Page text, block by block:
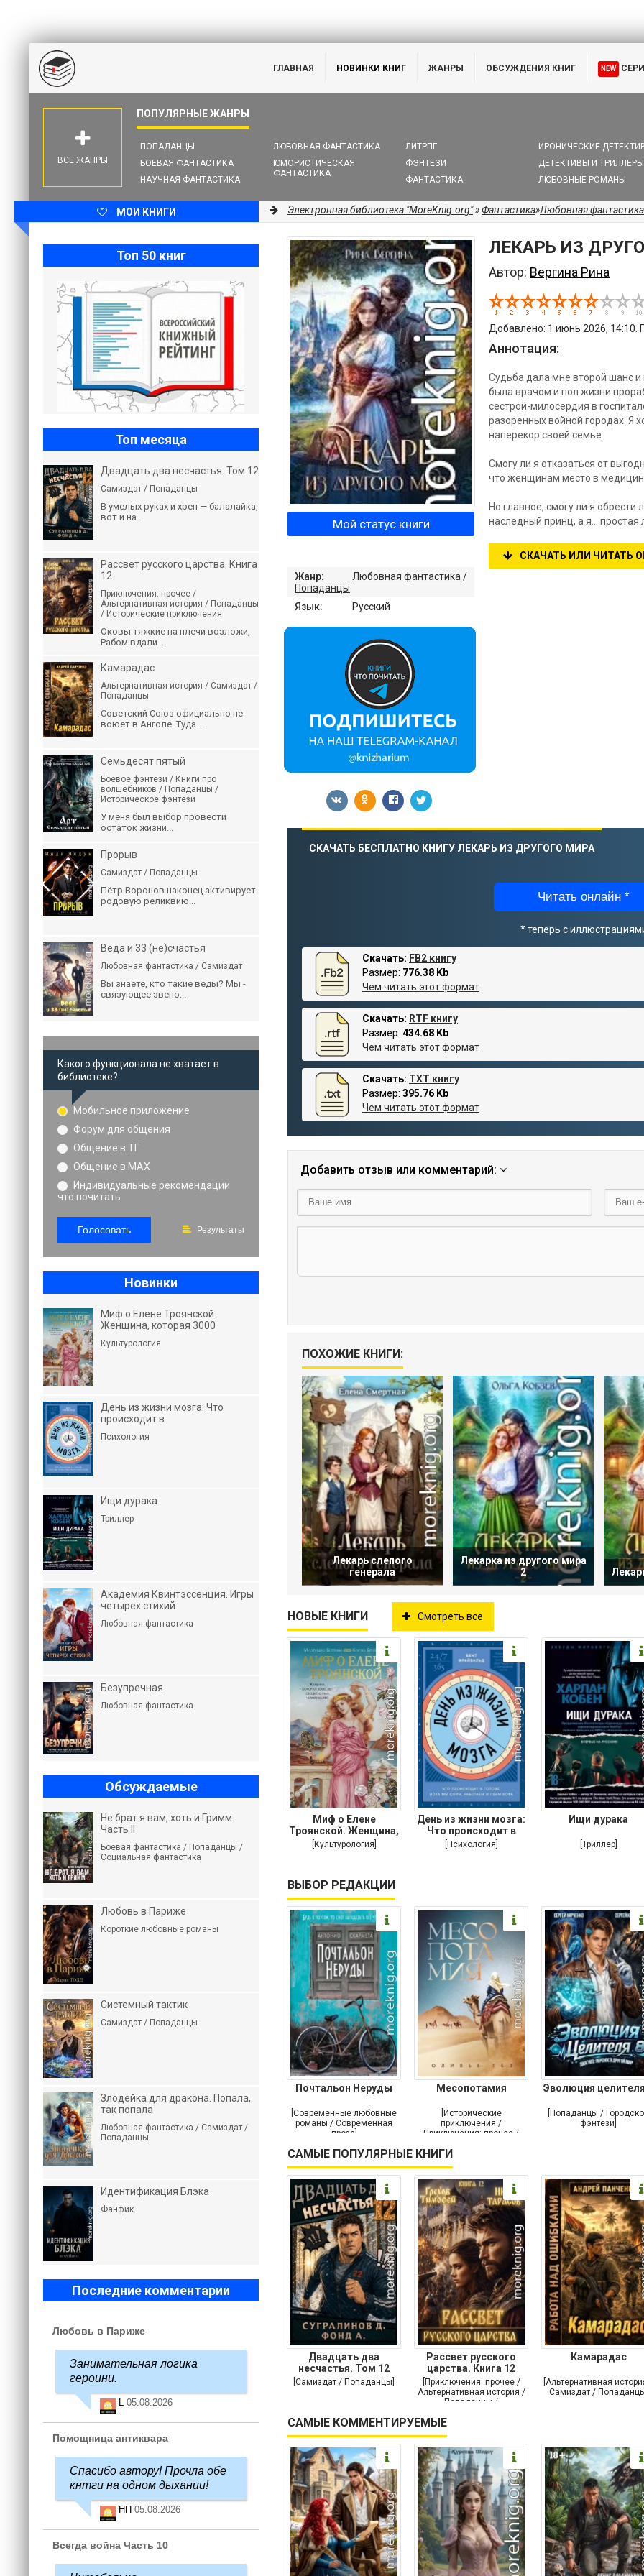
ГЛАВНАЯ НОВИНКИ КНИГ ЖАНРЫ ОБСУЖДЕНИЯ КНИГ NEW
ПОПАДАНЦЫ
БОЕВАЯ ФАНТАСТИКА
НАУЧНАЯ ФАНТАСТИКА
ЛЮБОВНАЯ ФАНТАСТИКА
ЮМОРИСТИЧЕСКАЯ
ФАНТАСТИКА
ЛИТРПГ
ФЭНТЕЗИ
ФАНТАСТИКА
ИРОНИЧЕСКИЕ
ДЕТЕКТИВЫ И ТРИЛЛЕРЫ
ЛЮБОВНЫЕ РОМАНЫ
ВСЕ ЖАНРЫ
МОИ КНИГИ Электронная библиотека "MoreKnig.org"»Фантастика»Любовная фантастика
ЛЕКАРЬ ИЗ
Автор: Вергина Рина
Добавлено: 1 июнь 2026, 14:10.
Аннотация:
Судьба дала мне второй шанс
была врачом и пол жизни
сестрой-милосердия в
разоренных войной городах. Я
наперекор своей семье.
Смогу ли я отказаться от
что женщинам место в
Но главное, смогу ли я
наследный принц, а я… простая
СКАЧАТЬ ИЛИ ЧИТАТЬ
Мой статус книги
Жанр: Любовная фантастика/
Попаданцы
Язык:
Русский
СКАЧАТЬ БЕСПЛАТНО КНИГУ ЛЕКАРЬ ИЗ ДРУГОГО МИРА
Читать онлайн *
* теперь с
Скачать: FB2 книгу
Размер: 776.38 Kb
Чем читать этот формат
Скачать: RTF книгу
Размер: 434.68 Kb
Чем читать этот формат
Скачать: TXT книгу
Размер: 395.76 Kb
Чем читать этот формат
Добавить отзыв или комментарий:
ПОХОЖИЕ КНИГИ:
Лекарь слепого
генерала
Лекарка из другого мира
2
НОВЫЕ КНИГИ Смотреть все
Миф о Елене
Троянской. Женщина,
которая 3000 лет
[Культурология]
День из жизни мозга:
Что происходит в
голове,
[Психология]
Ищи дурака
[Триллер]
ВЫБОР РЕДАКЦИИ
Почтальон Неруды
[Современные любовные
романы / Современная
проза]
Месопотамия
[Исторические
приключения /
Приключения: прочее /
Историческая проза]
Эволюция
[Попаданцы /
фэнтези]
САМЫЕ ПОПУЛЯРНЫЕ КНИГИ
Двадцать два
несчастья. Том 12
[Самиздат / Попаданцы]
Рассвет русского
царства. Книга 12
[Приключения: прочее /
Альтернативная история /
Попаданцы /
приключения]
Камарадас
[Альтернативная
Самиздат /
САМЫЕ КОММЕНТИРУЕМЫЕ
Топ 50 книг
Топ месяца
Двадцать два несчастья. Том 12
Самиздат / Попаданцы
В умелых руках и хрен — балалайка,
вот и на...
Рассвет русского царства. Книга
12
Приключения: прочее /
Альтернативная история / Попаданцы
/ Исторические приключения
Оковы тяжкие на плечи возложи,
Рабом вдали...
Камарадас
Альтернативная история / Самиздат /
Попаданцы
Советский Союз официально не
воюет в Анголе. Туда...
Семьдесят пятый
Боевое фэнтези / Книги про
волшебников / Попаданцы /
Историческое фэнтези
У меня был выбор провести
остаток жизни...
Прорыв
Самиздат / Попаданцы
Пётр Воронов наконец активирует
родовую реликвию...
Веда и 33 (не)счастья
Любовная фантастика / Самиздат
Вы знаете, кто такие веды? Мы -
связующее звено...
Какого функционала не хватает в
библиотеке?
Мобильное приложение
Форум для общения
Общение в ТГ
Общение в MAX
Индивидуальные рекомендации
что почитать
Голосовать Результаты
Новинки
Миф о Елене Троянской.
Женщина, которая 3000
Культурология
День из жизни мозга: Что
происходит в
Психология
Ищи дурака
Триллер
Академия Квинтэссенция. Игры
четырех стихий
Любовная фантастика
Безупречная
Любовная фантастика
Обсуждаемые
Не брат я вам, хоть и Гримм.
Часть II
Боевая фантастика / Попаданцы /
Социальная фантастика
Любовь в Париже
Короткие любовные романы
Системный тактик
Самиздат / Попаданцы
Злодейка для дракона. Попала,
так попала
Любовная фантастика / Самиздат /
Попаданцы
Идентификация Блэка
Фанфик
Последние комментарии
Любовь в Париже
Занимательная логика
героини.
L 05.08.2026
Помощница антиквара
Спасибо автору! Прочла обе
кнтги на одном дыхании!
НП 05.08.2026
Всегда война Часть 10